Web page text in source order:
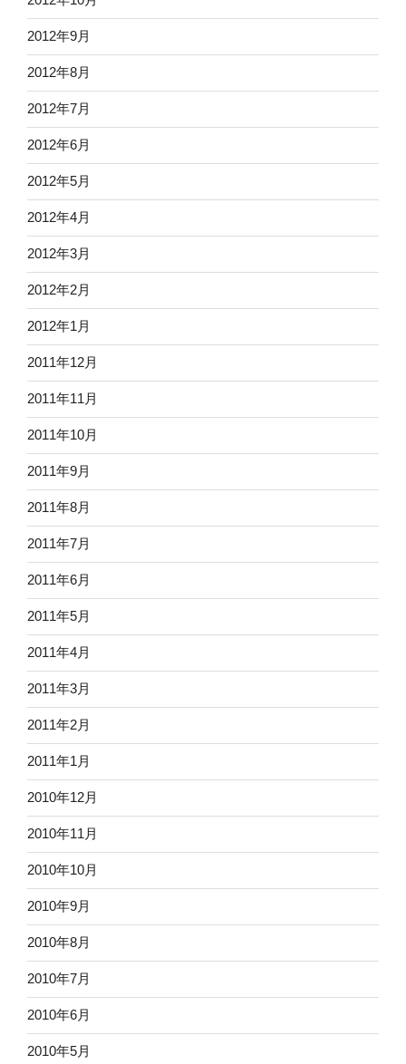
2012年9月
2012年8月
2012年7月
2012年6月
2012年5月
2012年4月
2012年3月
2012年2月
2012年1月
2011年12月
2011年11月
2011年10月
2011年9月
2011年8月
2011年7月
2011年6月
2011年5月
2011年4月
2011年3月
2011年2月
2011年1月
2010年12月
2010年11月
2010年10月
2010年9月
2010年8月
2010年7月
2010年6月
2010年5月